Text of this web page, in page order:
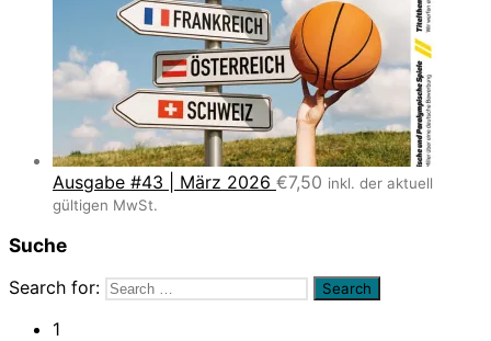
Ausgabe #43 | März 2026 €7,50 inkl. der aktuell
gültigen MwSt.
Suche
Search for:
1